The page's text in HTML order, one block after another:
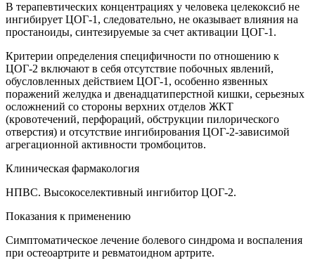
В терапевтических концентрациях у человека целекоксиб не
ингибирует ЦОГ-1, следовательно, не оказывает влияния на
простаноиды, синтезируемые за счет активации ЦОГ-1.
Критерии определения специфичности по отношению к
ЦОГ-2 включают в себя отсутствие побочных явлений,
обусловленных действием ЦОГ-1, особенно язвенных
поражений желудка и двенадцатиперстной кишки, серьезных
осложнений со стороны верхних отделов ЖКТ
(кровотечений, перфораций, обструкции пилорического
отверстия) и отсутствие ингибирования ЦОГ-2-зависимой
агрегационной активности тромбоцитов.
Клиническая фармакология
НПВС. Высокоселективный ингибитор ЦОГ-2.
Показания к применению
Симптоматическое лечение болевого синдрома и воспаления
при остеоартрите и ревматоидном артрите.